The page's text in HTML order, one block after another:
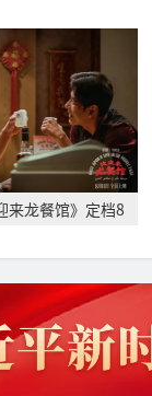
来龙餐馆》定档8